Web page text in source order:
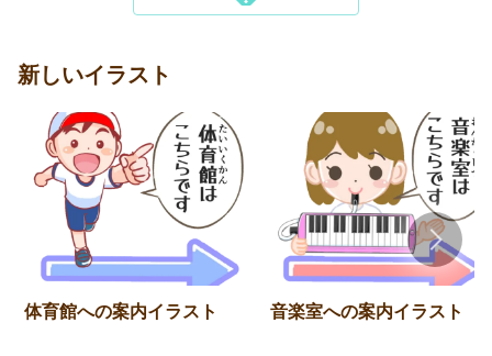
新しいイラスト
体育館への案内イラスト 音楽室への案内イラスト